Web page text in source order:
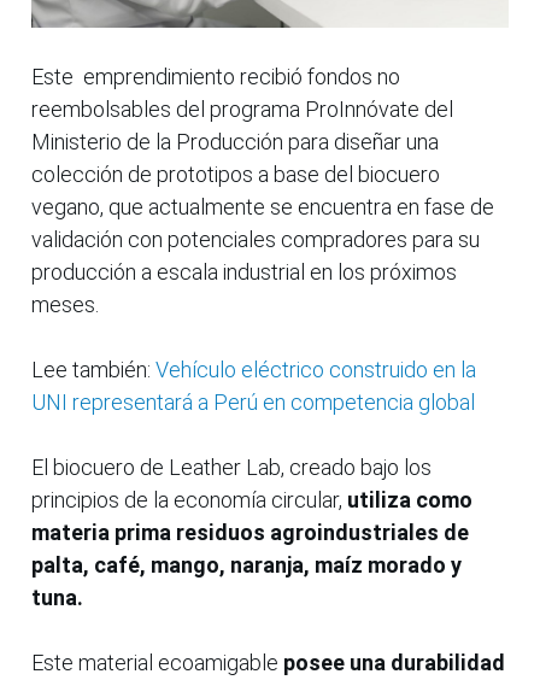
Este emprendimiento recibió fondos no
reembolsables del programa ProInnóvate del
Ministerio de la Producción para diseñar una
colección de prototipos a base del biocuero
vegano, que actualmente se encuentra en fase de
validación con potenciales compradores para su
producción a escala industrial en los próximos
meses.
Lee también: Vehículo eléctrico construido en la
UNI representará a Perú en competencia global
El biocuero de Leather Lab, creado bajo los
principios de la economía circular, utiliza como
materia prima residuos agroindustriales de
palta, café, mango, naranja, maíz morado y
tuna.
Este material ecoamigable posee una durabilidad